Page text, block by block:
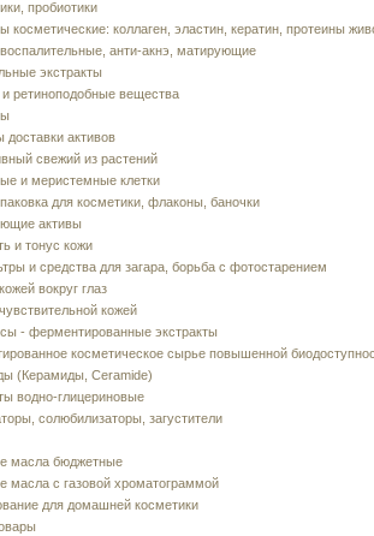
пробиотики
косметические: коллаген, эластин, кератин, протеины
анти-акнэ, матирующие
экстракты
и ретиноподобные вещества
активов
свежий из растений
и меристемные клетки
для косметики, флаконы, баночки
активы
и тонус кожи
и средства для загара, борьба с фотостарением
вокруг глаз
кожей
- ферментированные экстракты
косметическое сырье повышенной
(Керамиды, Ceramide)
водно-глицериновые
солюбилизаторы, загустители
масла бюджетные
масла с газовой хроматограммой
для домашней косметики